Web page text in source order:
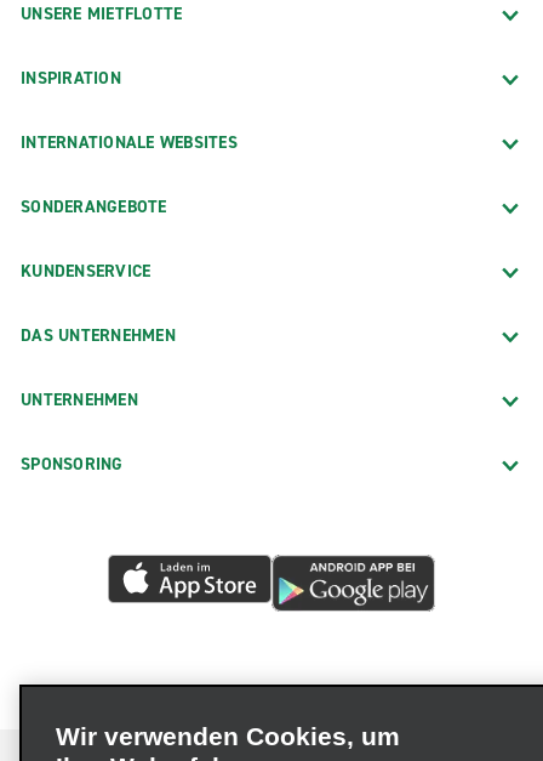
UNSERE MIETFLOTTE
INSPIRATION
INTERNATIONALE WEBSITES
SONDERANGEBOTE
KUNDENSERVICE
DAS UNTERNEHMEN
UNTERNEHMEN
SPONSORING
Wir verwenden Cookies, um